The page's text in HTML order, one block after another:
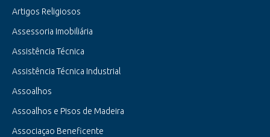
Artigos Religiosos
Assessoria Imobiliária
Assistência Técnica
Assistência Técnica Industrial
Assoalhos
Assoalhos e Pisos de Madeira
Associaçao Beneficente